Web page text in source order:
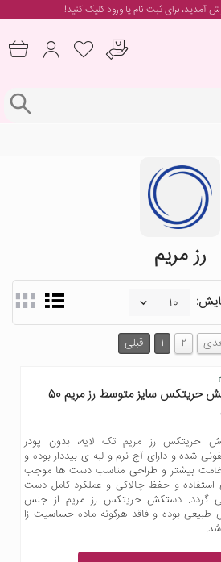
آمدید، برایثبت نام یا ورودکلیک کنید!
رز مریم
قبلی 1 2
دستکش حریتکس سایز متوسط رز مریم 50
حریتکس رز مریم تک لایه، بدون پودر
شده و دارای آج نرم و لبه ی بیددار بوده و
بیشتر و طراحی مناسب دست ها موجب
استفاده و حفظ چالاکی و عملکرد کامل دست
گردد. دستکش حریتکس رز مریم از جنس
طبیعی بوده و فاقد هرگونه ماده حساسیت زا